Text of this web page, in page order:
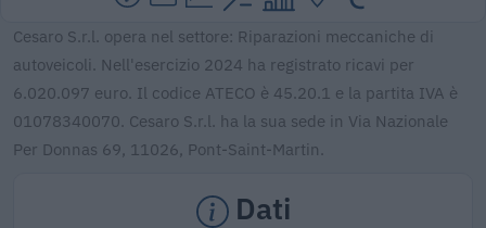
Cesaro S.r.l. opera nel settore: Riparazioni meccaniche di
autoveicoli. Nell'esercizio 2024 ha registrato ricavi per
6.020.097 euro. Il codice ATECO è 45.20.1 e la partita IVA è
01078340070. Cesaro S.r.l. ha la sua sede in Via Nazionale
Per Donnas 69, 11026, Pont-Saint-Martin.
Dati